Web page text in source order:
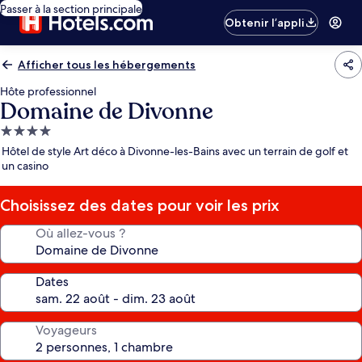
Passer à la section principale
Obtenir l’appli
Afficher tous les hébergements
Hôte professionnel
Domaine de Divonne
Hébergement
4.0 étoiles
Hôtel de style Art déco à Divonne-les-Bains avec un terrain de golf et
un casino
Choisissez des dates pour voir les prix
Où allez-vous ?
Dates
Voyageurs